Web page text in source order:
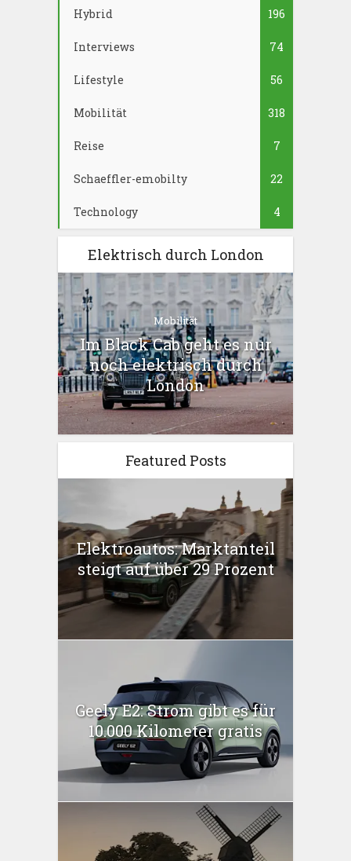
Hybrid 196
Interviews 74
Lifestyle 56
Mobilität 318
Reise 7
Schaeffler-emobilty 22
Technology 4
Elektrisch durch London
Mobilität
Im Black Cab geht es nur
noch elektrisch durch
London
Featured Posts
Elektroautos: Marktanteil
steigt auf über 29 Prozent
Geely E2: Strom gibt es für
10.000 Kilometer gratis